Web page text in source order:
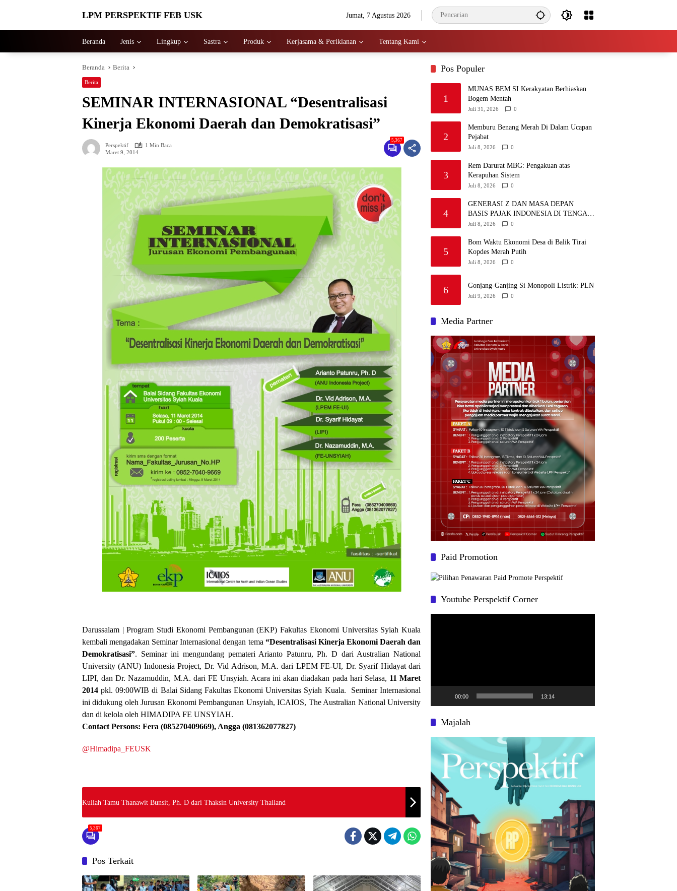
LPM PERSPEKTIF FEB USK Jumat, 7 Agustus 2026
Beranda Jenis Lingkup Sastra Produk Kerjasama & Periklanan Tentang Kami
Beranda Berita
Berita
SEMINAR INTERNASIONAL “Desentralisasi
Kinerja Ekonomi Daerah dan Demokratisasi”
Perspektif
1 Min Baca
Maret 9, 2014
5,367
Darussalam | Program Studi Ekonomi Pembangunan (EKP) Fakultas Ekonomi Universitas Syiah Kuala
kembali mengadakan Seminar Internasional dengan tema “Desentralisasi Kinerja Ekonomi Daerah dan
Demokratisasi”. Seminar ini mengundang pemateri Arianto Patunru, Ph. D dari Australian National
University (ANU) Indonesia Project, Dr. Vid Adrison, M.A. dari LPEM FE-UI, Dr. Syarif Hidayat dari
LIPI, dan Dr. Nazamuddin, M.A. dari FE Unsyiah. Acara ini akan diadakan pada hari Selasa, 11 Maret
2014 pkl. 09:00WIB di Balai Sidang Fakultas Ekonomi Universitas Syiah Kuala. Seminar Internasional
ini didukung oleh Jurusan Ekonomi Pembangunan Unsyiah, ICAIOS, The Australian National University
dan di kelola oleh HIMADIPA FE UNSYIAH.
Contact Persons: Fera (085270409669), Angga (081362077827)
@Himadipa_FEUSK
Kuliah Tamu Thanawit Bunsit, Ph. D dari Thaksin University Thailand
5,367
Pos Terkait
Pos Populer
1
MUNAS BEM SI Kerakyatan Berhiaskan
Bogem Mentah
Juli 31, 2026 0
2
Memburu Benang Merah Di Dalam Ucapan
Pejabat
Juli 8, 2026 0
3
Rem Darurat MBG: Pengakuan atas
Kerapuhan Sistem
Juli 8, 2026 0
4
GENERASI Z DAN MASA DEPAN
BASIS PAJAK INDONESIA DI TENGAH
DISRUPSI GLOBAL
Juli 8, 2026 0
5
Bom Waktu Ekonomi Desa di Balik Tirai
Kopdes Merah Putih
Juli 8, 2026 0
6 Gonjang-Ganjing Si Monopoli Listrik: PLN
Juli 9, 2026 0
Media Partner
Paid Promotion
Youtube Perspektif Corner
00:00 13:14
Majalah